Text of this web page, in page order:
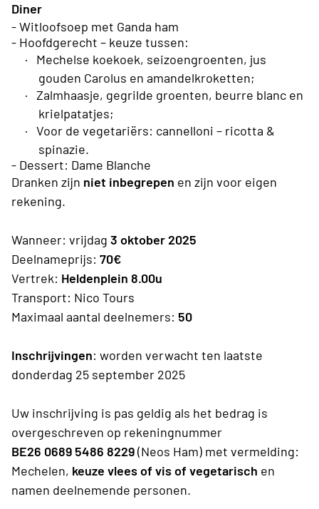
Diner
- Witloofsoep met Ganda ham
- Hoofdgerecht – keuze tussen:
·
Mechelse koekoek, seizoengroenten, jus
gouden Carolus en amandelkroketten;
· Zalmhaasje, gegrilde groenten, beurre blanc en
krielpatatjes;
· Voor de vegetariërs: cannelloni – ricotta &
spinazie.
- Dessert: Dame Blanche
Dranken zijn niet inbegrepen en zijn voor eigen
rekening.
Wanneer: vrijdag 3 oktober2025
Deelnameprijs: 70€
Vertrek: Heldenplein 8.00u
Transport: Nico Tours
Maximaal aantal deelnemers: 50
Inschrijvingen: worden verwacht ten laatste
donderdag 25 september 2025
Uw inschrijving is pas geldig als het bedrag is
overgeschreven op rekeningnummer
BE26 0689 5486 8229(Neos Ham) met vermelding:
Mechelen, keuze vlees of vis of vegetarisch en
namen deelnemende personen.